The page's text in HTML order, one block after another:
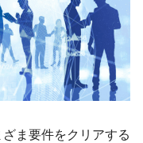
ま要件をクリアする